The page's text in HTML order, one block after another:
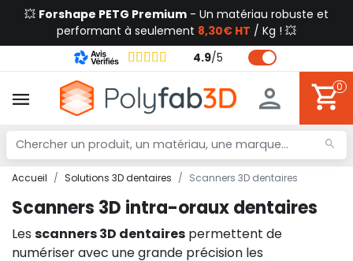
💥 Forshape PETG Premium - Un matériau robuste et
performant à seulement 8,30€ HT / Kg ! 💥
4.9/5
0
Accueil Solutions 3D dentaires Scanners 3D dentaires
Scanners 3D intra-oraux dentaires
Les scanners 3D dentaires permettent de
numériser avec une grande précision les